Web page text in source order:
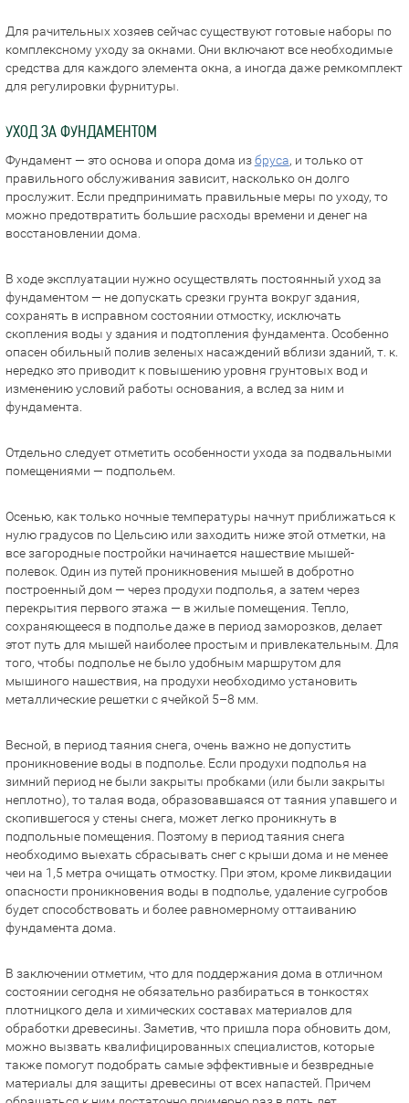
Для рачительных хозяев сейчас существуют готовые наборы по
комплексному уходу за окнами. Они включают все необходимые
средства для каждого элемента окна, а иногда даже ремкомплект
для регулировки фурнитуры.
УХОД ЗА ФУНДАМЕНТОМ
Фундамент — это основа и опора дома избруса, и только от
правильного обслуживания зависит, насколько он долго
прослужит. Если предпринимать правильные меры по уходу, то
можно предотвратить большие расходы времени и денег на
восстановлении дома.
В ходе эксплуатации нужно осуществлять постоянный уход за
фундаментом — не допускать срезки грунта вокруг здания,
сохранять в исправном состоянии отмостку, исключать
скопления воды у здания и подтопления фундамента. Особенно
опасен обильный полив зеленых насаждений вблизи зданий, т. к.
нередко это приводит к повышению уровня грунтовых вод и
изменению условий работы основания, а вслед за ним и
фундамента.
Отдельно следует отметить особенности ухода за подвальными
помещениями — подпольем.
Осенью, как только ночные температуры начнут приближаться к
нулю градусов по Цельсию или заходить ниже этой отметки, на
все загородные постройки начинается нашествие мышей-
полевок. Один из путей проникновения мышей в добротно
построенный дом — через продухи подполья, а затем через
перекрытия первого этажа — в жилые помещения. Тепло,
сохраняющееся в подполье даже в период заморозков, делает
этот путь для мышей наиболее простым и привлекательным. Для
того, чтобы подполье не было удобным маршрутом для
мышиного нашествия, на продухи необходимо установить
металлические решетки с ячейкой 5–8 мм.
Весной, в период таяния снега, очень важно не допустить
проникновение воды в подполье. Если продухи подполья на
зимний период не были закрыты пробками (или были закрыты
неплотно), то талая вода, образовавшаяся от таяния упавшего и
скопившегося у стены снега, может легко проникнуть в
подпольные помещения. Поэтому в период таяния снега
необходимо выехать сбрасывать снег с крыши дома и не менее
чеи на 1,5 метра очищать отмостку. При этом, кроме ликвидации
опасности проникновения воды в подполье, удаление сугробов
будет способствовать и более равномерному оттаиванию
фундамента дома.
В заключении отметим, что для поддержания дома в отличном
состоянии сегодня не обязательно разбираться в тонкостях
плотницкого дела и химических составах материалов для
обработки древесины. Заметив, что пришла пора обновить дом,
можно вызвать квалифицированных специалистов, которые
также помогут подобрать самые эффективные и безвредные
материалы для защиты древесины от всех напастей. Причем